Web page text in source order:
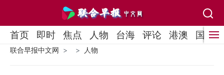
首页 即时 焦点 人物 台海 评论 港澳 国际
联合早报中文网 人物